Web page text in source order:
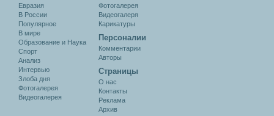
Евразия
В России
Популярное
В мире
Образование и Наука
Спорт
Анализ
Интервью
Злоба дня
Фотогалерея
Видеогалерея
Фотогалерея
Видеогалеря
Карикатуры
Персоналии
Комментарии
Авторы
Cтраницы
О нас
Контакты
Реклама
Архив